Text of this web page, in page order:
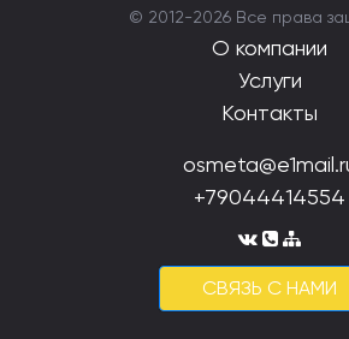
© 2012-2026 Все права
О компании
Услуги
Контакты
+79044414554
CВЯЗЬ С НАМИ